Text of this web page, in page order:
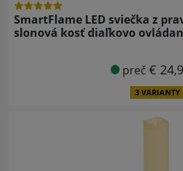
SmartFlame LED sviečka z
slonová kosť diaľkovo
preč€
3 VARIANTY